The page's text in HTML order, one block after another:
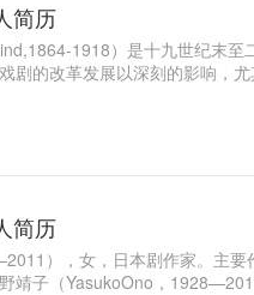
简历
1918）是十九世纪末
剧的改革发展以深刻的影响，
简历
），女，日本剧作家。主
靖子（YasukoOno，